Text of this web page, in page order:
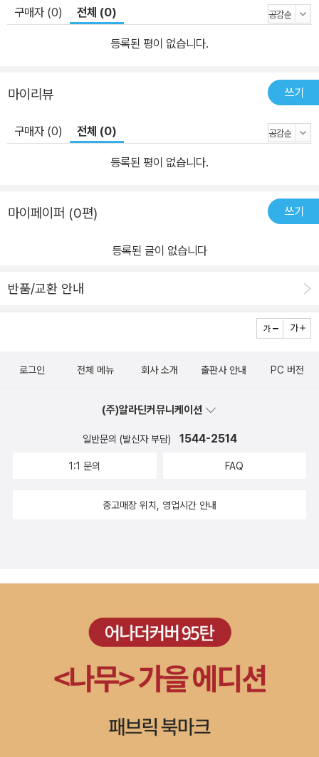
구매자 (0) 전체 (0)
등록된 평이 없습니다.
마이리뷰 쓰기
구매자 (0) 전체 (0)
등록된 평이 없습니다.
마이페이퍼 (0편) 쓰기
등록된 글이 없습니다
반품/교환 안내
로그인 전체 메뉴 회사 소개 출판사 안내 PC 버전
(주)알라딘커뮤니케이션
일반문의 (발신자 부담) 1544-2514
1:1 문의 FAQ
중고매장 위치, 영업시간 안내